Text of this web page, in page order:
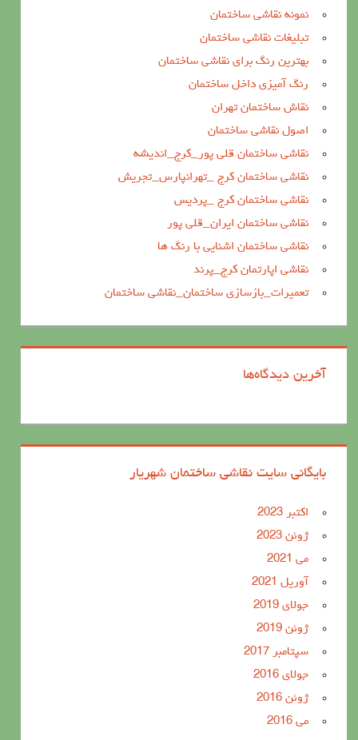
نمونه نقاشی ساختمان
تبلیغات نقاشی ساختمان
بهترین رنگ برای نقاشی ساختمان
رنگ آمیزی داخل ساختمان
نقاش ساختمان تهران
اصول نقاشی ساختمان
نقاشی ساختمان قلی پور_کرج_اندیشه
نقاشی ساختمان کرج _تهرانپارس_تجریش
نقاشی ساختمان کرج _پردیس
نقاشی ساختمان ایران_قلی پور
نقاشی ساختمان اشنایی با رنگ ها
نقاشی اپارتمان کرج_پرند
تعمیرات_بازسازی ساختمان_نقاشی ساختمان
آخرین دیدگاه‌ها
بایگانی سایت نقاشی ساختمان شهریار
اکتبر 2023
ژوئن 2023
می 2021
آوریل 2021
جولای 2019
ژوئن 2019
سپتامبر 2017
جولای 2016
ژوئن 2016
می 2016